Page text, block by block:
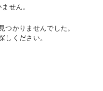
せん。
つかりませんでした。
しください。